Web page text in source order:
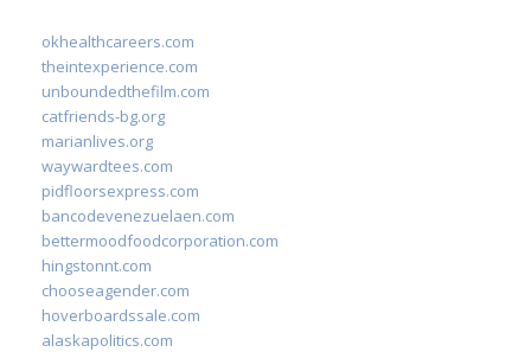
okhealthcareers.com
theintexperience.com
unboundedthefilm.com
catfriends-bg.org
marianlives.org
waywardtees.com
pidfloorsexpress.com
bancodevenezuelaen.com
bettermoodfoodcorporation.com
hingstonnt.com
chooseagender.com
hoverboardssale.com
alaskapolitics.com